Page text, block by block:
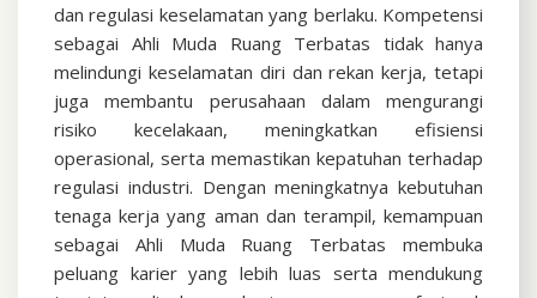
dan regulasi keselamatan yang berlaku. Kompetensi
sebagai Ahli Muda Ruang Terbatas tidak hanya
melindungi keselamatan diri dan rekan kerja, tetapi
juga membantu perusahaan dalam mengurangi
risiko kecelakaan, meningkatkan efisiensi
operasional, serta memastikan kepatuhan terhadap
regulasi industri. Dengan meningkatnya kebutuhan
tenaga kerja yang aman dan terampil, kemampuan
sebagai Ahli Muda Ruang Terbatas membuka
peluang karier yang lebih luas serta mendukung